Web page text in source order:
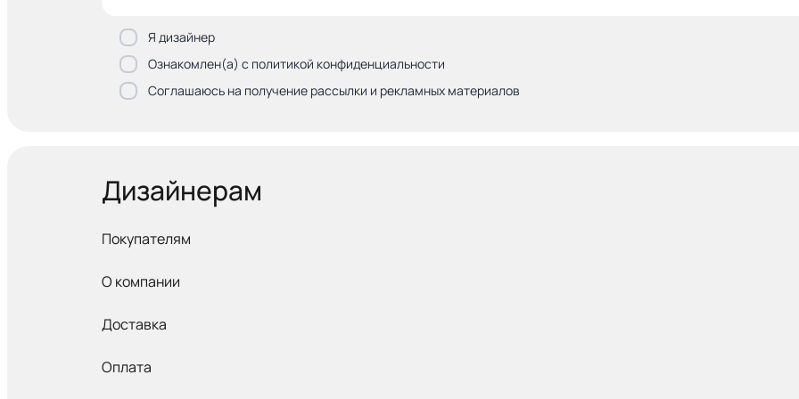
Я дизайнер
Ознакомлен(а) с политикой конфиденциальности
Соглашаюсь на получение рассылки и рекламных материалов
Дизайнерам
Покупателям
О компании
Доставка
Оплата